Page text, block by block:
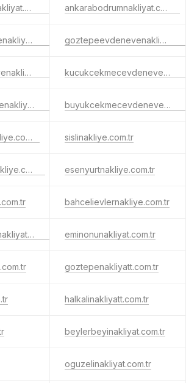
cayirovakocaelinakliyat.com.tr ankarabodrumnakliyat.com.tr
uskudarevdenevenakliyat.com.tr goztepeevdenevenakliyat.biz.tr
canakkalevdenevenakliyat.com.tr kucukcekmecevdenevenakliyat.com.tr
kagithanevdenevenakliyat.com.tr buyukcekmecevdenevenakliyat.com.tr
izmirasansorlunakliye.com.tr sislinakliye.com.tr
gasiosmanpasanakliye.com.tr esenyurtnakliye.com.tr
bahcelievlernakliye.com.tr
yalovaevdenevenakliyat.com.tr eminonunakliyat.com.tr
goztepenakliyatt.com.tr
halkalinakliyatt.com.tr
beylerbeyinakliyat.com.tr
oguzelinakliyat.com.tr